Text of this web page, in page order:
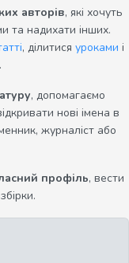
авторів, які хочуть
та надихати інших.
, ділитися уроками і
, допомагаємо
нові імена в
журналіст або
профіль, вести